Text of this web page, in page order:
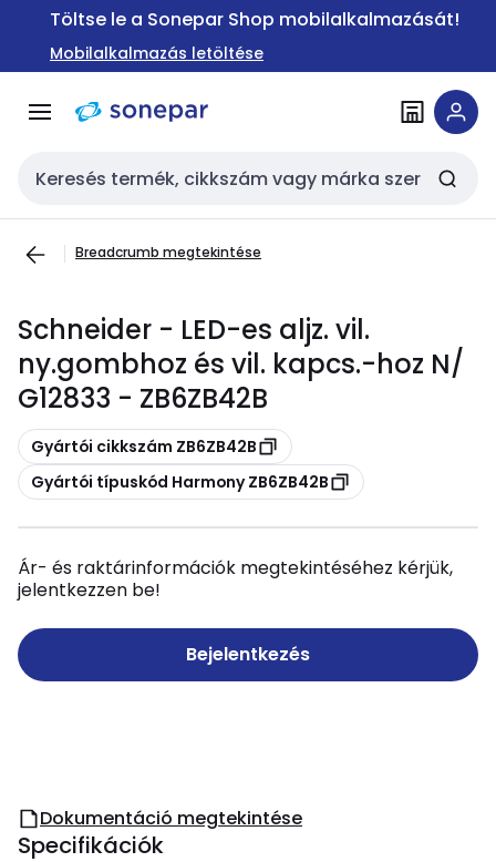
Ugrás a
Ugrás a
tartalomra
Töltse le a Sonepar Shop mobilalkalmazását!
Mobilalkalmazás letöltése
Keresési bemenet
Breadcrumb megtekintése
Schneider - LED-es aljz. vil.
ny.gombhoz és vil. kapcs.-hoz N/
G12833 - ZB6ZB42B
Másolás
Gyártói cikkszám ZB6ZB42B
Másolás
Gyártói típuskód Harmony ZB6ZB42B
Ár- és raktárinformációk megtekintéséhez kérjük,
jelentkezzen be!
Bejelentkezés
Dokumentáció megtekintése
Specifikációk